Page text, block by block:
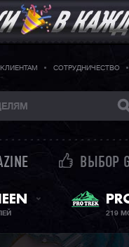
СОТРУДНИЧЕСТВО
ВЫБОР
219